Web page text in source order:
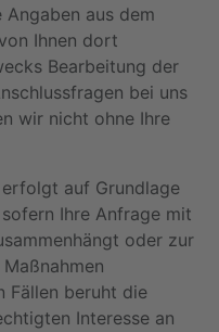
Angaben aus dem
Ihnen dort
Bearbeitung der
bei uns
wir nicht ohne Ihre
auf Grundlage
Ihre Anfrage mit
oder zur
Fällen beruht die
Interesse an